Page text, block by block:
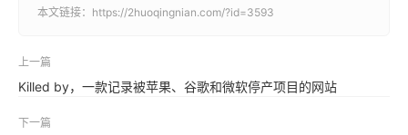
本文链接： https://2huoqingnian.com/?id=3593
上一篇
Killed by，一款记录被苹果、谷歌和微软停产项目的网站
下一篇